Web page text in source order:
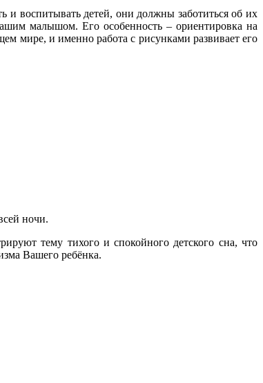
и воспитывать детей, они должны заботиться об их
малышом. Его особенность – ориентировка на
мире, и именно работа с рисунками развивает его
ночи.
тему тихого и спокойного детского сна, что
Вашего ребёнка.